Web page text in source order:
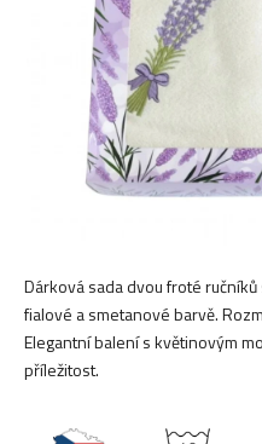
Dárková sada dvou froté
fialové a smetanové barvě.
Elegantní balení s květinovým
příležitost.
hvězdiček.